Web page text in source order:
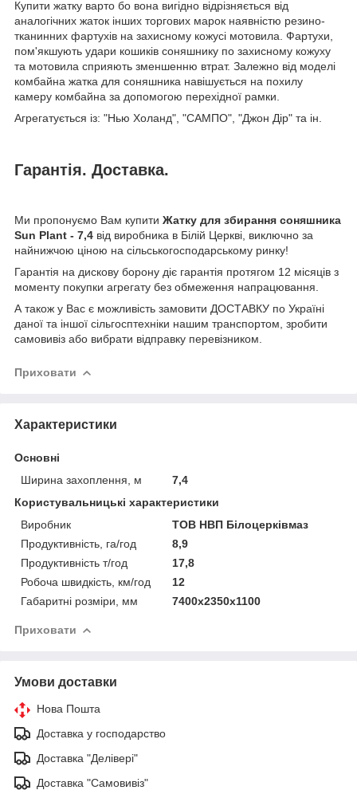
Купити жатку варто бо вона вигідно відрізняється від
аналогічних жаток інших торгових марок наявністю резино-
тканинних фартухів на захисному кожусі мотовила. Фартухи,
пом'якшують удари кошиків соняшнику по захисному кожуху
та мотовила сприяють зменшенню втрат. Залежно від моделі
комбайна жатка для соняшника навішується на похилу
камеру комбайна за допомогою перехідної рамки.
Агрегатується із: "Нью Холанд", "САМПО", "Джон Дір" та ін.
Гарантія. Доставка.
Ми пропонуємо Вам купити Жатку для збирання соняшника
Sun Plant - 7,4 від виробника в Білій Церкві, виключно за
найнижчою ціною на сільськогосподарському ринку!
Гарантія на дискову борону діє гарантія протягом 12 місяців з
моменту покупки агрегату без обмеження напрацювання.
А також у Вас є можливість замовити ДОСТАВКУ по Україні
даної та іншої сільгосптехніки нашим транспортом, зробити
самовивіз або вибрати відправку перевізником.
Приховати
Характеристики
Основні
Ширина захоплення, м
7,4
Користувальницькі характеристики
Виробник
ТОВ НВП Білоцерківмаз
Продуктивність, га/год
8,9
Продуктивність т/год
17,8
Робоча швидкість, км/год
12
Габаритні розміри, мм
7400х2350х1100
Приховати
Умови доставки
Нова Пошта
Доставка у господарство
Доставка "Делівері"
Доставка "Самовивіз"